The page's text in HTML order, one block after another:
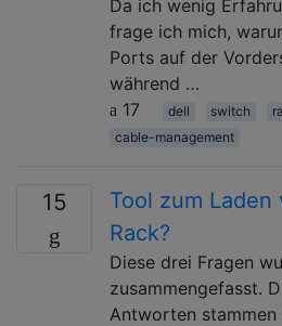
Da ich wenig
frage ich mich,
Ports auf der
während …
17
dell switch
cable-management
15
Tool zum
Rack?
Diese drei Fragen
zusammengefasst.
Antworten